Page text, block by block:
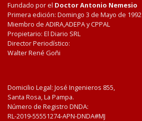
Fundado por el Doctor Antonio Nemesio
Primera edición: Domingo 3 de Mayo de 1992
Miembro de ADIRA,ADEPA y CPPAL
Propietario: El Diario SRL
Director Periodístico:
Walter René Goñi
Domicilio Legal: José Ingenieros 855,
Santa Rosa, La Pampa.
Número de Registro DNDA:
RL-2019-55551274-APN-DNDA#MJ